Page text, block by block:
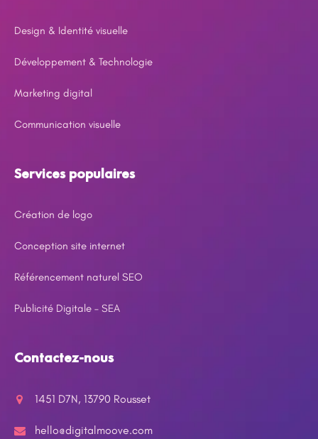
Design & Identité visuelle
Développement & Technologie
Marketing digital
Communication visuelle
Services populaires
Création de logo
Conception site internet
Référencement naturel SEO
Publicité Digitale – SEA
Contactez-nous
1451 D7N, 13790 Rousset
hello@digitalmoove.com